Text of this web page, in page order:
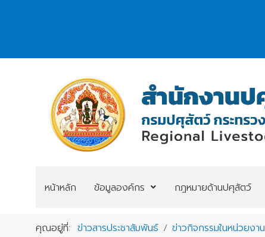
หน้าหลัก ข้อมูลองค์กร กฎหมายด้านปศุสัตว์
คุณอยู่ที่:ข่าวสารประชาสัมพันธ์
ข่าวกิจกรรมในหน่วยงาน